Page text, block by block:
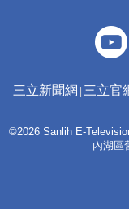
三立新聞網 三立官
©2026 Sanlih E-
內湖區